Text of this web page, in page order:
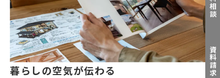
資料請求
暮らしの空気が伝わる